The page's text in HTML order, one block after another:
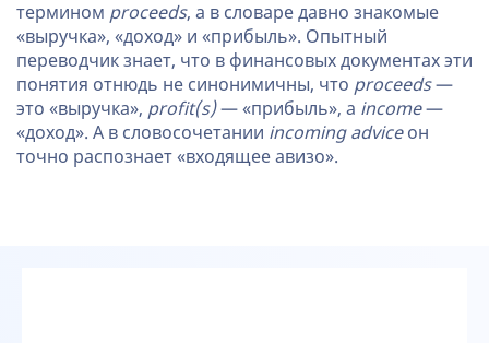
термином proceeds, а в словаре давно знакомые
«выручка», «доход» и «прибыль». Опытный
переводчик знает, что в финансовых документах эти
понятия отнюдь не синонимичны, что proceeds—
это «выручка», profit(s)— «прибыль», а income—
«доход». А в словосочетании incoming adviceон
точно распознает «входящее авизо».